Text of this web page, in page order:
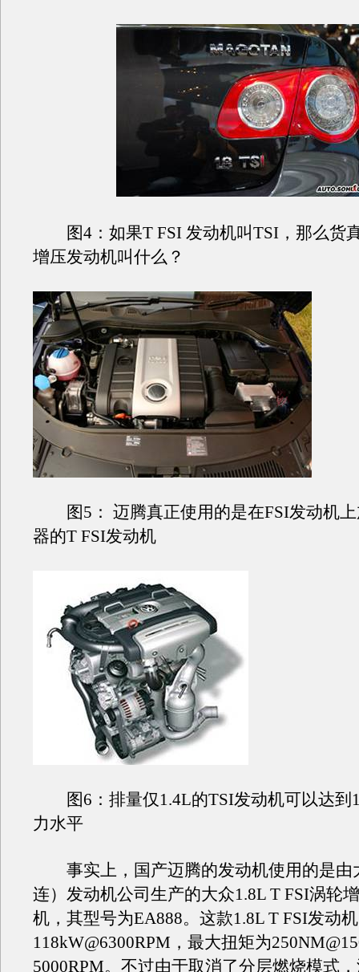
图4：如果T FSI 发动机叫TSI，那么货
增压发动机叫什么？
图5： 迈腾真正使用的是在FSI发动机上
器的T FSI发动机
图6：排量仅1.4L的TSI发动机可以达到
力水平
事实上，国产迈腾的发动机使用的是由
连）发动机公司生产的大众1.8L T FSI涡轮
机，其型号为EA888。这款1.8L T FSI发动
118kW@6300RPM，最大扭矩为
5000RPM。不过由于取消了分层燃烧模式